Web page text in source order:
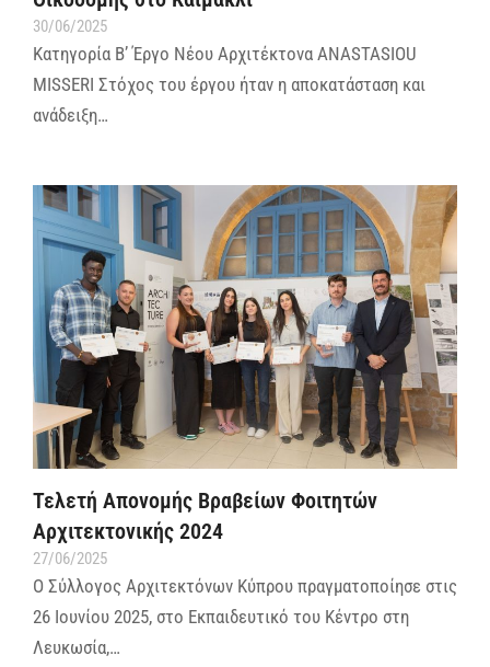
30/06/2025
Κατηγορία Β’ Έργο Νέου Αρχιτέκτονα ANASTASIOU
MISSERI Στόχος του έργου ήταν η αποκατάσταση και
ανάδειξη…
Τελετή Απονομής Βραβείων Φοιτητών
Αρχιτεκτονικής 2024
27/06/2025
Ο Σύλλογος Αρχιτεκτόνων Κύπρου πραγματοποίησε στις
26 Ιουνίου 2025, στο Εκπαιδευτικό του Κέντρο στη
Λευκωσία,…